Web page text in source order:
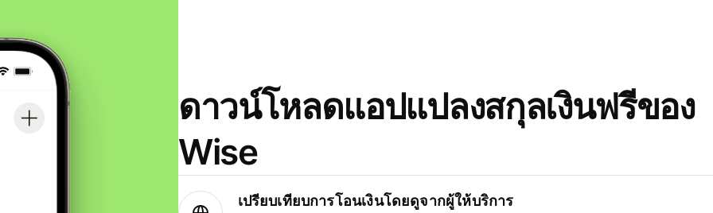
ดาวน์โหลดแอปแปลงสกุลเงินฟรีของ
Wise
เปรียบเทียบการโอนเงินโดยดูจากผู้ให้บริการ